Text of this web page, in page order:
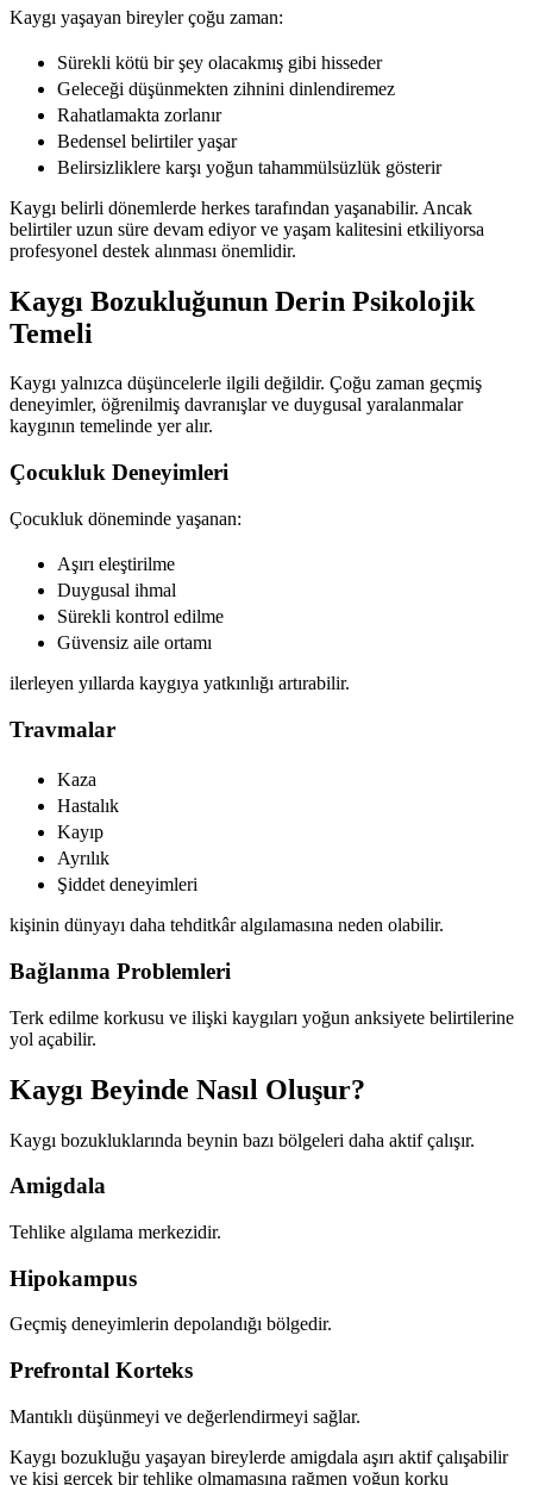
Kaygı yaşayan bireyler çoğu zaman:
Sürekli kötü bir şey olacakmış gibi hisseder
Geleceği düşünmekten zihnini dinlendiremez
Rahatlamakta zorlanır
Bedensel belirtiler yaşar
Belirsizliklere karşı yoğun tahammülsüzlük gösterir
Kaygı belirli dönemlerde herkes tarafından yaşanabilir. Ancak
belirtiler uzun süre devam ediyor ve yaşam kalitesini etkiliyorsa
profesyonel destek alınması önemlidir.
Kaygı Bozukluğunun Derin Psikolojik
Temeli
Kaygı yalnızca düşüncelerle ilgili değildir. Çoğu zaman geçmiş
deneyimler, öğrenilmiş davranışlar ve duygusal yaralanmalar
kaygının temelinde yer alır.
Çocukluk Deneyimleri
Çocukluk döneminde yaşanan:
Aşırı eleştirilme
Duygusal ihmal
Sürekli kontrol edilme
Güvensiz aile ortamı
ilerleyen yıllarda kaygıya yatkınlığı artırabilir.
Travmalar
Kaza
Hastalık
Kayıp
Ayrılık
Şiddet deneyimleri
kişinin dünyayı daha tehditkâr algılamasına neden olabilir.
Bağlanma Problemleri
Terk edilme korkusu ve ilişki kaygıları yoğun anksiyete belirtilerine
yol açabilir.
Kaygı Beyinde Nasıl Oluşur?
Kaygı bozukluklarında beynin bazı bölgeleri daha aktif çalışır.
Amigdala
Tehlike algılama merkezidir.
Hipokampus
Geçmiş deneyimlerin depolandığı bölgedir.
Prefrontal Korteks
Mantıklı düşünmeyi ve değerlendirmeyi sağlar.
Kaygı bozukluğu yaşayan bireylerde amigdala aşırı aktif çalışabilir
ve kişi gerçek bir tehlike olmamasına rağmen yoğun korku